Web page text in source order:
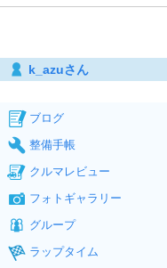
k_azuさん
ブログ
整備手帳
クルマレビュー
フォトギャラリー
グループ
ラップタイム